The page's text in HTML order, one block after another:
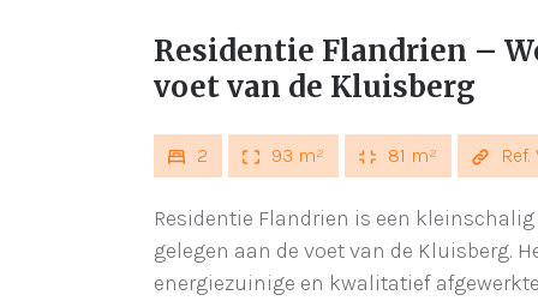
Residentie Flandrien –
voet van de Kluisberg
2 93 m² 81 m² Ref.
Residentie Flandrien is een
gelegen aan de voet van de Kluisberg.
energiezuinige en kwalitatief